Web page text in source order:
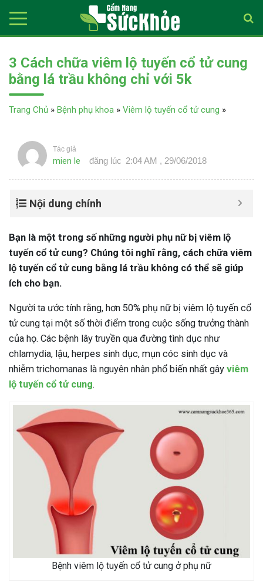
3 Cách chữa viêm lộ tuyến cổ tử cung
bằng lá trầu không chỉ với 5k
Trang Chủ » Bệnh phụ khoa » Viêm lộ tuyến cổ tử cung »
Tác giả
mien le đăng lúc 2:04 AM , 29/06/2018
Nội dung chính
Bạn là một trong số những người phụ nữ bị viêm lộ
tuyến cổ tử cung? Chúng tôi nghĩ rằng, cách chữa viêm
lộ tuyến cổ tử cung bằng lá trầu không có thể sẽ giúp
ích cho bạn.
Người ta ước tính rằng, hơn 50% phụ nữ bị viêm lộ tuyến cổ
tử cung tại một số thời điểm trong cuộc sống trưởng thành
của họ. Các bệnh lây truyền qua đường tình dục như
chlamydia, lậu, herpes sinh dục, mụn cóc sinh dục và
nhiễm trichomanas là nguyên nhân phổ biến nhất gây viêm
lộ tuyến cổ tử cung.
Bệnh viêm lộ tuyến cổ tử cung ở phụ nữ